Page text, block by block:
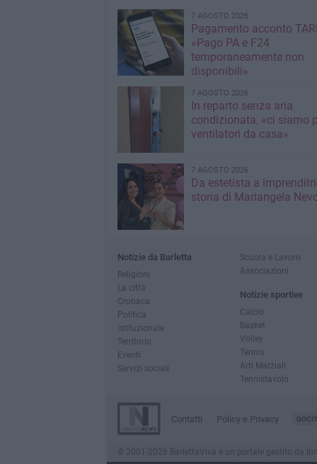
7 AGOSTO 2026
Pagamento acconto
«Pago PA e F24
temporaneamente non
disponibili»
7 AGOSTO 2026
In reparto senza aria
condizionata, «ci siamo
ventilatori da casa»
7 AGOSTO 2026
Da estetista a
storia di Mariangela
Notizie da Barletta
Religioni
La città
Cronaca
Politica
Istituzionale
Territorio
Eventi
Servizi sociali
Scuola e Lavoro
Associazioni
Notizie sportive
Calcio
Basket
Volley
Tennis
Arti Marziali
Tennistavolo
Contatti Policy e Privacy
© 2001-2026 BarlettaViva è un portale gestito da